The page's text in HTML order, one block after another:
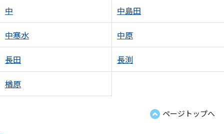
中 中島田
中寒水 中原
長田 長渕
楢原
ページトップへ